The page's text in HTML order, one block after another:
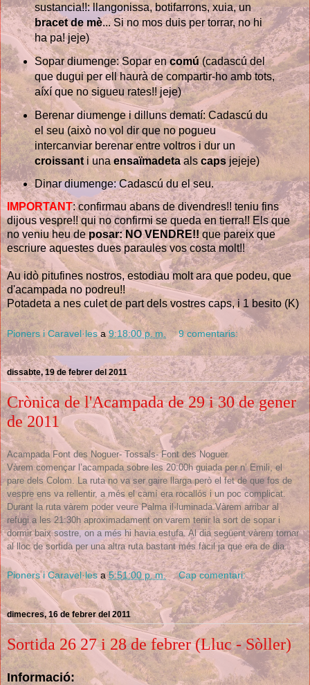
sustancia!!: llangonissa, botifarrons, xuia, un
bracet de mè... Si no mos duis per torrar, no hi
ha pa! jeje)
Sopar diumenge: Sopar encomú(cadascú del
que dugui per ell haurà de compartir-ho amb tots,
aíxí que no sigueu rates!! jeje)
Berenar diumenge i dilluns dematí: Cadascú du
el seu (això no vol dir que no pogueu
intercanviar berenar entre voltros i dur un
croissanti unaensaïmadetaals capsjejeje)
Dinar diumenge: Cadascú du el seu.
IMPORTANT: confirmau abans de divendres!! teniu fins
dijous vespre!! qui no confirmi se queda en tierra!! Els que
no veniu heu deposar: NO VENDRE!!que pareix que
escriure aquestes dues paraules vos costa molt!!
Au idò pitufines nostros, estodiau molt ara que podeu, que
d'acampada no podreu!!
Potadeta a nes culet de part dels vostres caps, i 1 besito (K)
Pioners i Caravel·les a9:18:00 p. m. 9 comentaris:
dissabte, 19 de febrer del 2011
Crònica de l'Acampada de 29 i 30 de gener
de 2011
Acampada Font des Noguer- Tossals- Font des Noguer
Vàrem començar l’acampada sobre les 20:00h guiada per n’ Emili, el
pare dels Colom. La ruta no va ser gaire llarga però el fet de que fos de
vespre ens va rellentir, a més el camí era rocallós i un poc complicat.
Durant la ruta vàrem poder veure Palma il·luminada.Vàrem arribar al
refugi a les 21:30h aproximadament on varem tenir la sort de sopar i
dormir baix sostre, on a més hi havia estufa. Al dia següent vàrem tornar
al lloc de sortida per una altra ruta bastant més fàcil ja que era de dia.
Pioners i Caravel·les a5:51:00 p. m. Cap comentari:
dimecres, 16 de febrer del 2011
Sortida 26 27 i 28 de febrer (Lluc - Sòller)
Informació: